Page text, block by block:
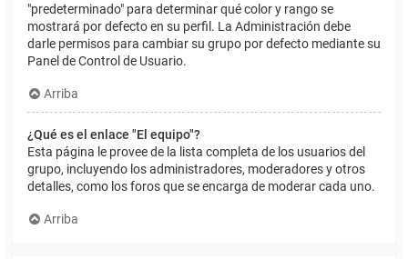
"predeterminado" para determinar qué color y rango se
mostrará por defecto en su perfil. La Administración debe
darle permisos para cambiar su grupo por defecto mediante su
Panel de Control de Usuario.
Arriba
¿Qué es el enlace "El equipo"?
Esta página le provee de la lista completa de los usuarios del
grupo, incluyendo los administradores, moderadores y otros
detalles, como los foros que se encarga de moderar cada uno.
Arriba